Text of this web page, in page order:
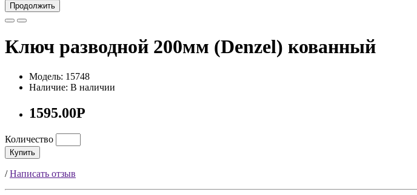
Продолжить
Ключ разводной 200мм (Denzel) кованный
Модель: 15748
Наличие: В наличии
1595.00Р
Количество
Купить
/Написать отзыв